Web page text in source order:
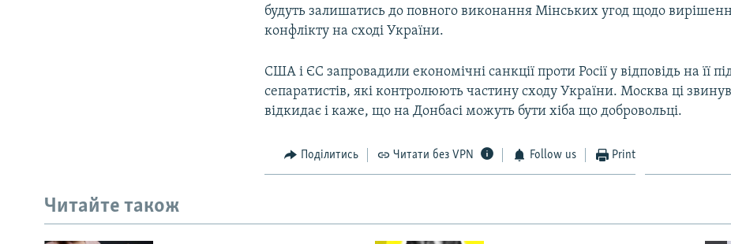
будуть залишатись до повного виконання Мінських угод щодо
конфлікту на сході України.
США і ЄС запровадили економічні санкції проти Росії у відповідь на її
сепаратистів, які контролюють частину сходу України. Москва ці
відкидає і каже, що на Донбасі можуть бути хіба що добровольці.
Поділитись Читати без VPN Follow us Print
Читайте також